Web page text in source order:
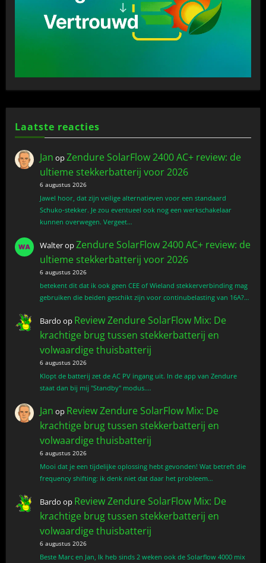
Laatste reacties
Jan opZendure SolarFlow 2400 AC+ review: de
ultieme stekkerbatterij voor 2026
6 augustus 2026
Jawel hoor, dat zijn veilige alternatieven voor een standaard
Schuko-stekker. Je zou eventueel ook nog een werkschakelaar
kunnen overwegen. Vergeet…
WalteropZendure SolarFlow 2400 AC+ review: de
ultieme stekkerbatterij voor 2026
6 augustus 2026
betekent dit dat ik ook geen CEE of Wieland stekkerverbinding mag
gebruiken die beiden geschikt zijn voor continubelasting van 16A?…
Bardo op Review Zendure SolarFlow Mix: De
krachtige brug tussen stekkerbatterij en
volwaardige thuisbatterij
6 augustus 2026
Klopt de batterij zet de AC PV ingang uit. In de app van Zendure
staat dan bij mij "Standby" modus.…
Jan op Review Zendure SolarFlow Mix: De
krachtige brug tussen stekkerbatterij en
volwaardige thuisbatterij
6 augustus 2026
Mooi dat je een tijdelijke oplossing hebt gevonden! Wat betreft die
frequency shifting: ik denk niet dat daar het probleem…
Bardo op Review Zendure SolarFlow Mix: De
krachtige brug tussen stekkerbatterij en
volwaardige thuisbatterij
6 augustus 2026
Beste Marc en Jan, Ik heb sinds 2 weken ook de Solarflow 4000 mix